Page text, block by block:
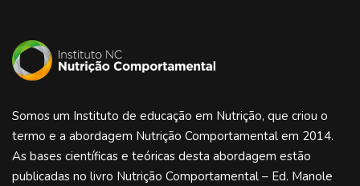
Somos um Instituto de educação em Nutrição, que criou o
termo e a abordagem Nutrição Comportamental em 2014.
As bases científicas e teóricas desta abordagem estão
publicadas no livro Nutrição Comportamental – Ed. Manole